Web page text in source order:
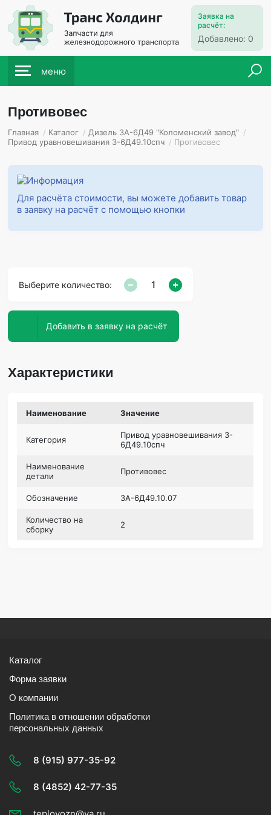
Заявка на
расчёт:
Добавлено: 0
меню
Противовес
Главная / Каталог / Дизель 3А-6Д49 "Коломенский завод" /
Привод уравновешивания 3-6Д49.10спч / Противовес
Для расчёта стоимости, вы можете добавить товар
в заявку на расчёт с помощью кнопки
Выберите количество:
Добавить в заявку на расчёт
Характеристики
Наименование Значение
Категория
Привод уравновешивания 3-
6Д49.10спч
Наименование
детали
Противовес
Обозначение 3А-6Д49.10.07
Количество на
сборку
2
Каталог
Форма заявки
О компании
Политика в отношении обработки
персональных данных
8 (915) 977-35-92
8 (4852) 42-77-35